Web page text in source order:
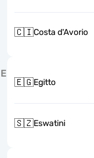
🇨🇮Costa d'Avorio
E
🇪🇬Egitto
🇸🇿Eswatini